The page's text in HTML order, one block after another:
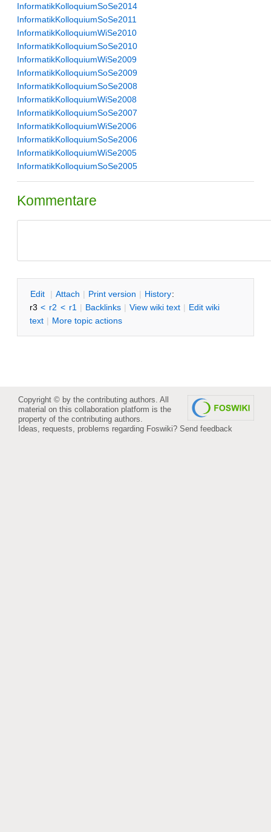
InformatikKolloquiumSoSe2014
InformatikKolloquiumSoSe2011
InformatikKolloquiumWiSe2010
InformatikKolloquiumSoSe2010
InformatikKolloquiumWiSe2009
InformatikKolloquiumSoSe2009
InformatikKolloquiumSoSe2008
InformatikKolloquiumWiSe2008
InformatikKolloquiumSoSe2007
InformatikKolloquiumWiSe2006
InformatikKolloquiumSoSe2006
InformatikKolloquiumWiSe2005
InformatikKolloquiumSoSe2005
Kommentare
Edit | Attach | Print version | History:
r3 < r2 < r1 | Backlinks | View wiki text | Edit wiki
text | More topic actions
Copyright © by the contributing authors. All
material on this collaboration platform is the
property of the contributing authors.
Ideas, requests, problems regarding Foswiki? Send feedback